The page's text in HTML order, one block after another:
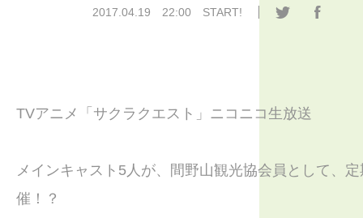
2017.04.19 22:00 START!
TVアニメ「サクラクエスト」ニコニコ生放送
メインキャスト5人が、間野山観光協会員として、
催！？